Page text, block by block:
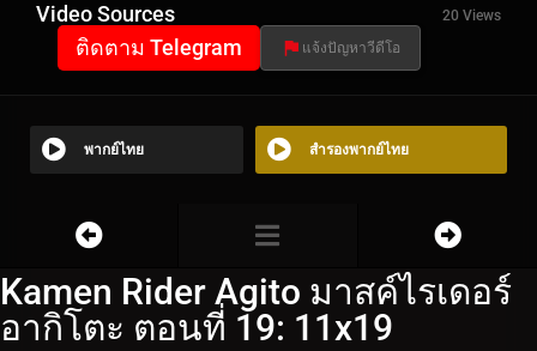
Video Sources 20 Views
ติดตาม Telegram แจ้งปัญหาวีดีโอ
พากย์ไทย สำรองพากย์ไทย
Kamen Rider Agito มาสค์ไรเดอร์
อากิโตะ ตอนที่ 19: 11x19